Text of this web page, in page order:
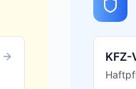
KFZ-